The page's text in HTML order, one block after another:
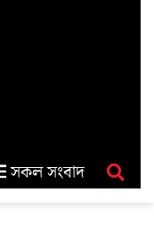
সকল সংবাদ